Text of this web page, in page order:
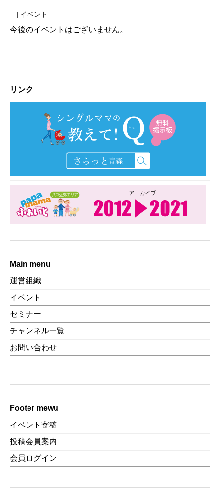
| イベント
今後のイベントはございません。
リンク
Main menu
運営組織
イベント
セミナー
チャンネル一覧
お問い合わせ
Footer mewu
イベント寄稿
投稿会員案内
会員ログイン